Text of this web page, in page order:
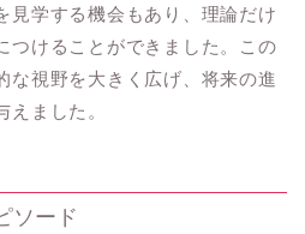
見学する機会もあり、理論だけ
つけることができました。この
な視野を大きく広げ、将来の進
えました。
ソード